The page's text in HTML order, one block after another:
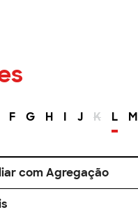
F G H I J K L M
com Agregação